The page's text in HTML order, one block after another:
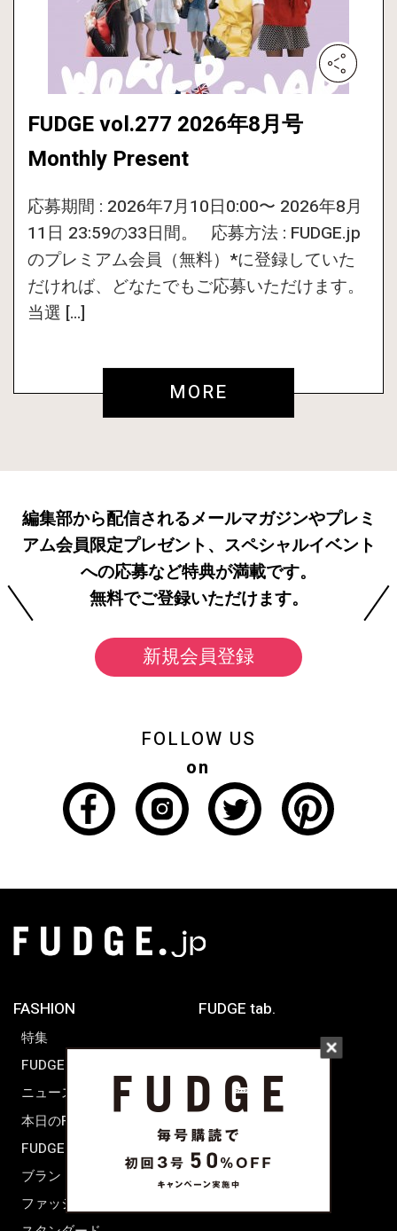
FUDGE vol.277 2026年8月号
Monthly Present
応募期間 : 2026年7月10日0:00〜 2026年8月
11日 23:59の33日間。 応募方法 : FUDGE.jp
のプレミアム会員（無料）*に登録していた
だければ、どなたでもご応募いただけます。
当選 […]
MORE
編集部から配信されるメールマガジンやプレミ
アム会員限定プレゼント、スペシャルイベント
への応募など特典が満載です。
無料でご登録いただけます。
新規会員登録
FOLLOW US
on
FASHION
特集
FUDGE dig.
ニュース
本日のFUDGE GIRL
FUDGE FRIEND
ブランドピックアップ
ファッション用語辞典
FUDGE tab.
TOKYO
PARIS
LONDON